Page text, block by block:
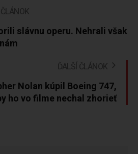
slávnu operu. Nehrali však
ĎALŠÍ ČLÁNOK
Nolan kúpil Boeing 747,
ho vo filme nechal zhorieť